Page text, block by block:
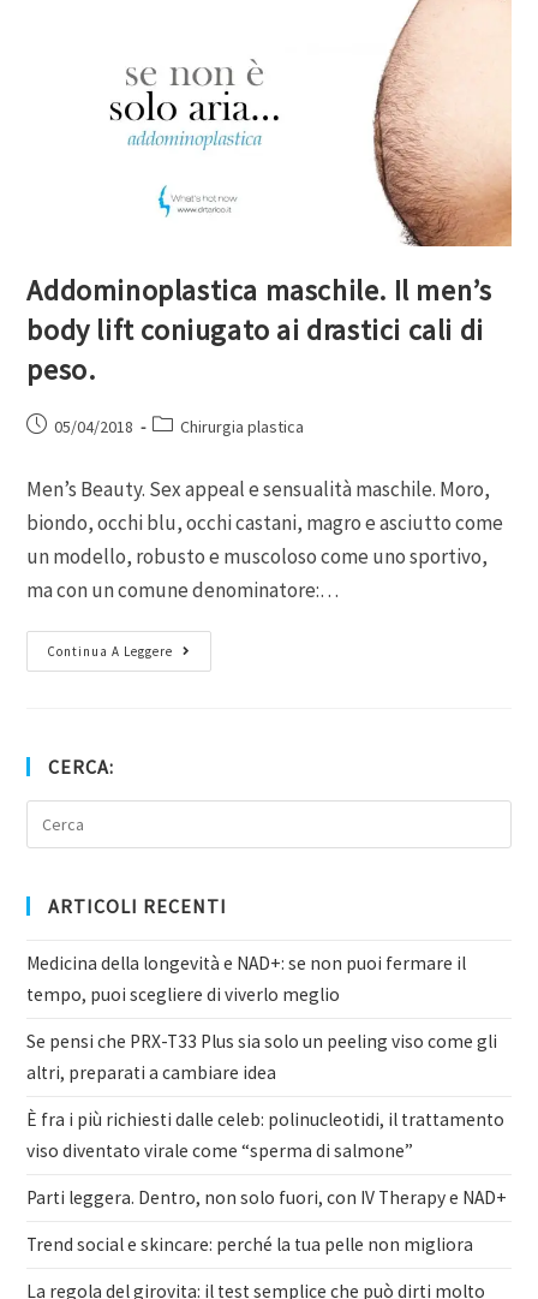
Addominoplastica maschile. Il men’s
body lift coniugato ai drastici cali di
peso.
05/04/2018 Chirurgia plastica
Men’s Beauty. Sex appeal e sensualità maschile. Moro,
biondo, occhi blu, occhi castani, magro e asciutto come
un modello, robusto e muscoloso come uno sportivo,
ma con un comune denominatore:…
Continua A Leggere
CERCA:
ARTICOLI RECENTI
Medicina della longevità e NAD+: se non puoi fermare il
tempo, puoi scegliere di viverlo meglio
Se pensi che PRX-T33 Plus sia solo un peeling viso come gli
altri, preparati a cambiare idea
È fra i più richiesti dalle celeb: polinucleotidi, il trattamento
viso diventato virale come “sperma di salmone”
Parti leggera. Dentro, non solo fuori, con IV Therapy e NAD+
Trend social e skincare: perché la tua pelle non migliora
La regola del girovita: il test semplice che può dirti molto